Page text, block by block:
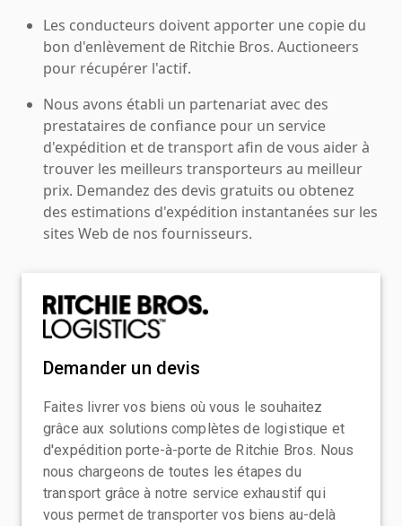
Les conducteurs doivent apporter une copie du
bon d'enlèvement de Ritchie Bros. Auctioneers
pour récupérer l'actif.
Nous avons établi un partenariat avec des
prestataires de confiance pour un service
d'expédition et de transport afin de vous aider à
trouver les meilleurs transporteurs au meilleur
prix. Demandez des devis gratuits ou obtenez
des estimations d'expédition instantanées sur les
sites Web de nos fournisseurs.
Demander un devis
Faites livrer vos biens où vous le souhaitez
grâce aux solutions complètes de logistique et
d'expédition porte-à-porte de Ritchie Bros. Nous
nous chargeons de toutes les étapes du
transport grâce à notre service exhaustif qui
vous permet de transporter vos biens au-delà